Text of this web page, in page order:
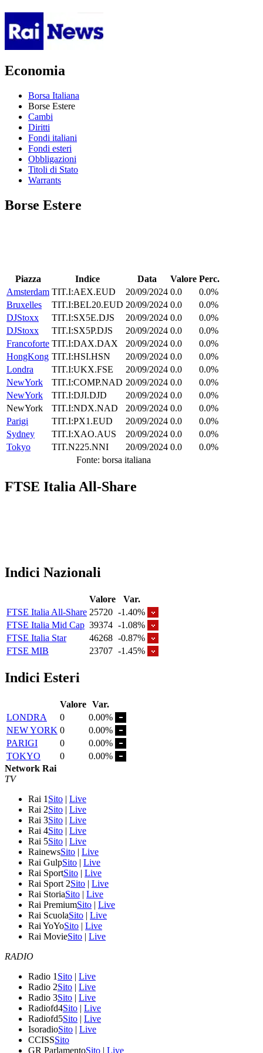
Economia
Borsa Italiana
Borse Estere
Cambi
Diritti
Fondi italiani
Fondi esteri
Obbligazioni
Titoli di Stato
Warrants
Borse Estere
Piazza Indice Data Valore Perc.
Amsterdam TIT.I:AEX.EUD 20/09/2024 0.0
0.0%
Bruxelles
TIT.I:BEL20.EUD 20/09/2024 0.0
0.0%
DJStoxx
TIT.I:SX5E.DJS 20/09/2024 0.0
0.0%
DJStoxx
TIT.I:SX5P.DJS 20/09/2024 0.0
0.0%
Francoforte TIT.I:DAX.DAX 20/09/2024 0.0
0.0%
HongKong TIT.I:HSI.HSN 20/09/2024 0.0
0.0%
Londra
TIT.I:UKX.FSE 20/09/2024 0.0
0.0%
NewYork
TIT.I:COMP.NAD 20/09/2024 0.0
0.0%
NewYork
TIT.I:DJI.DJD 20/09/2024 0.0
0.0%
NewYork
TIT.I:NDX.NAD 20/09/2024 0.0
0.0%
Parigi
TIT.I:PX1.EUD 20/09/2024 0.0
0.0%
Sydney
TIT.I:XAO.AUS 20/09/2024 0.0
0.0%
Tokyo
TIT.N225.NNI 20/09/2024 0.0
0.0%
Fonte: borsa italiana
FTSE Italia All-Share
Indici Nazionali
Valore
Var.
FTSE Italia All-Share 25720 -1.40%
FTSE Italia Mid Cap 39374 -1.08%
FTSE Italia Star
46268 -0.87%
FTSE MIB
23707 -1.45%
Indici Esteri
Valore Var.
LONDRA
0
0.00%
NEW YORK 0
0.00%
PARIGI
0
0.00%
TOKYO
0
0.00%
Network Rai
TV
Rai 1 Sito | Live
Rai 2Sito | Live
Rai 3Sito | Live
Rai 4Sito | Live
Rai 5Sito | Live
RainewsSito | Live
Rai GulpSito | Live
Rai SportSito | Live
Rai Sport 2Sito | Live
Rai StoriaSito | Live
Rai PremiumSito | Live
Rai ScuolaSito | Live
Rai YoYoSito | Live
Rai MovieSito | Live
RADIO
Radio 1 Sito | Live
Radio 2Sito | Live
Radio 3Sito | Live
Radiofd4Sito | Live
Radiofd5Sito | Live
IsoradioSito | Live
CCISSSito
GR ParlamentoSito | Live